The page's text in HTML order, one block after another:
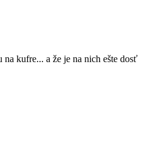
kufre... a že je na nich ešte dosť